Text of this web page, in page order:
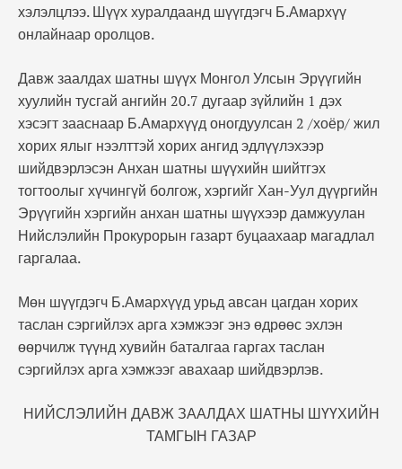
хэлэлцлээ. Шүүх хуралдаанд шүүгдэгч Б.Амархүү
онлайнаар оролцов.
Давж заалдах шатны шүүх Монгол Улсын Эрүүгийн
хуулийн тусгай ангийн 20.7 дугаар зүйлийн 1 дэх
хэсэгт зааснаар Б.Амархүүд оногдуулсан 2 /хоёр/ жил
хорих ялыг нээлттэй хорих ангид эдлүүлэхээр
шийдвэрлэсэн Анхан шатны шүүхийн шийтгэх
тогтоолыг хүчингүй болгож, хэргийг Хан-Уул дүүргийн
Эрүүгийн хэргийн анхан шатны шүүхээр дамжуулан
Нийслэлийн Прокурорын газарт буцаахаар магадлал
гаргалаа.
Мөн шүүгдэгч Б.Амархүүд урьд авсан цагдан хорих
таслан сэргийлэх арга хэмжээг энэ өдрөөс эхлэн
өөрчилж түүнд хувийн баталгаа гаргах таслан
сэргийлэх арга хэмжээг авахаар шийдвэрлэв.
НИЙСЛЭЛИЙН ДАВЖ ЗААЛДАХ ШАТНЫ ШҮҮХИЙН
ТАМГЫН ГАЗАР